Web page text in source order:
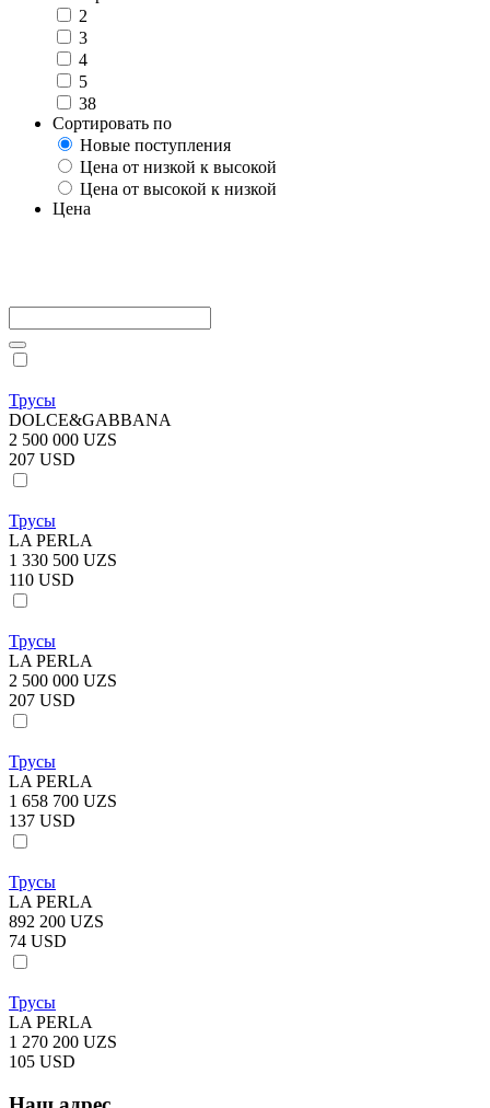
2
3
4
5
38
Сортировать по
Новые поступления
Цена от низкой к высокой
Цена от высокой к низкой
Цена
Трусы
DOLCE&GABBANA
2 500 000 UZS
207 USD
Трусы
LA PERLA
1 330 500 UZS
110 USD
Трусы
LA PERLA
2 500 000 UZS
207 USD
Трусы
LA PERLA
1 658 700 UZS
137 USD
Трусы
LA PERLA
892 200 UZS
74 USD
Трусы
LA PERLA
1 270 200 UZS
105 USD